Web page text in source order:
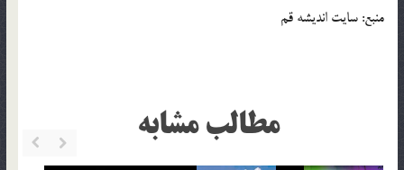
منبع: سايت انديشه قم
مطالب مشابه